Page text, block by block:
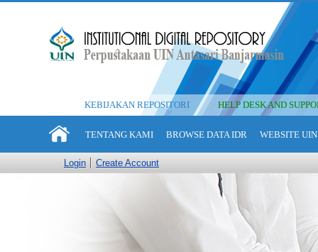
KEBIJAKAN REPOSITORI HELP DESK AND
TENTANG KAMI BROWSE DATA IDR WEBSITE
Login Create Account